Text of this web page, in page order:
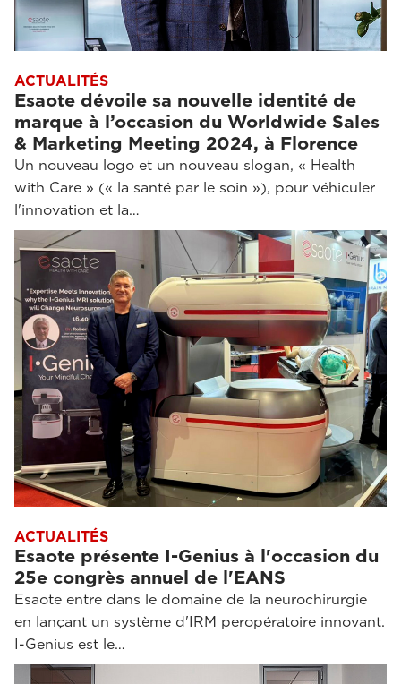
ACTUALITÉS
Esaote dévoile sa nouvelle identité de
marque à l’occasion du Worldwide Sales
& Marketing Meeting 2024, à Florence
Un nouveau logo et un nouveau slogan, « Health
with Care » (« la santé par le soin »), pour véhiculer
l'innovation et la…
ACTUALITÉS
Esaote présente I-Genius à l'occasion du
25e congrès annuel de l'EANS
Esaote entre dans le domaine de la neurochirurgie
en lançant un système d'IRM peropératoire innovant.
I-Genius est le…